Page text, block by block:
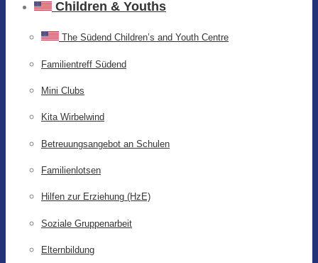
Children & Youths
The Südend Children’s and Youth Centre
Familientreff Südend
Mini Clubs
Kita Wirbelwind
Betreuungsangebot an Schulen
Familienlotsen
Hilfen zur Erziehung (HzE)
Soziale Gruppenarbeit
Elternbildung